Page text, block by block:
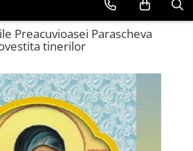
Preacuvioasei Parascheva
tinerilor